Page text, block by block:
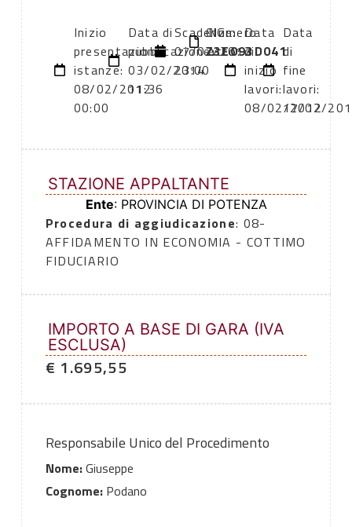
Inizio
presentazione
istanze:
08/02/2012
00:00
Data di
pubblicazione:
03/02/2014
11:36
Scadenza:
07/02/2012
23:00
Numero
atto:
CIG:
Z3E093D041
Data
di
inizio
lavori:
08/02/2012
Data
di
fine
lavori:
17/02/
STAZIONE APPALTANTE
Ente: PROVINCIA DI POTENZA
Procedura di aggiudicazione: 08-
AFFIDAMENTO IN ECONOMIA - COTTIMO
FIDUCIARIO
IMPORTO A BASE DI GARA (IVA
ESCLUSA)
€ 1.695,55
Responsabile Unico del Procedimento
Nome:Giuseppe
Cognome:Podano